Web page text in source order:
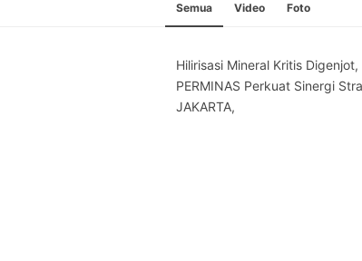
Semua Video Foto
Hilirisasi Mineral Kritis
PERMINAS Perkuat Sinergi
JAKARTA,